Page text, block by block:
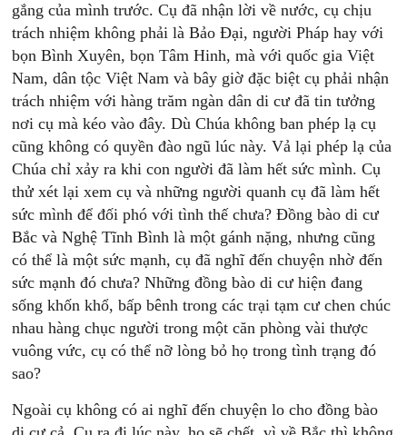
gắng của mình trước. Cụ đã nhận lời về nước, cụ chịu
trách nhiệm không phải là Bảo Đại, người Pháp hay với
bọn Bình Xuyên, bọn Tâm Hinh, mà với quốc gia Việt
Nam, dân tộc Việt Nam và bây giờ đặc biệt cụ phải nhận
trách nhiệm với hàng trăm ngàn dân di cư đã tin tưởng
nơi cụ mà kéo vào đây. Dù Chúa không ban phép lạ cụ
cũng không có quyền đào ngũ lúc này. Vả lại phép lạ của
Chúa chỉ xảy ra khi con người đã làm hết sức mình. Cụ
thử xét lại xem cụ và những người quanh cụ đã làm hết
sức mình để đối phó với tình thế chưa? Đồng bào di cư
Bắc và Nghệ Tĩnh Bình là một gánh nặng, nhưng cũng
có thể là một sức mạnh, cụ đã nghĩ đến chuyện nhờ đến
sức mạnh đó chưa? Những đồng bào di cư hiện đang
sống khốn khổ, bấp bênh trong các trại tạm cư chen chúc
nhau hàng chục người trong một căn phòng vài thược
vuông vức, cụ có thể nỡ lòng bỏ họ trong tình trạng đó
sao?
Ngoài cụ không có ai nghĩ đến chuyện lo cho đồng bào